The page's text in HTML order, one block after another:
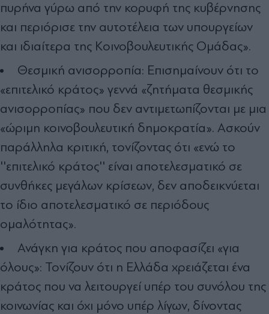
πυρήνα γύρω από την κορυφή της κυβέρνησης
και περιόρισε την αυτοτέλεια των υπουργείων
και ιδιαίτερα της Κοινοβουλευτικής Ομάδας».
Θεσμική ανισορροπία: Επισημαίνουν ότι το
«επιτελικό κράτος» γεννά «ζητήματα θεσμικής
ανισορροπίας» που δεν αντιμετωπίζονται με μια
«ώριμη κοινοβουλευτική δημοκρατία». Ασκούν
παράλληλα κριτική, τονίζοντας ότι «ενώ το
''επιτελικό κράτος'' είναι αποτελεσματικό σε
συνθήκες μεγάλων κρίσεων, δεν αποδεικνύεται
το ίδιο αποτελεσματικό σε περιόδους
ομαλότητας».
Ανάγκη για κράτος που αποφασίζει «για
όλους»: Τονίζουν ότι η Ελλάδα χρειάζεται ένα
κράτος που να λειτουργεί υπέρ του συνόλου της
κοινωνίας και όχι μόνο υπέρ λίγων, δίνοντας